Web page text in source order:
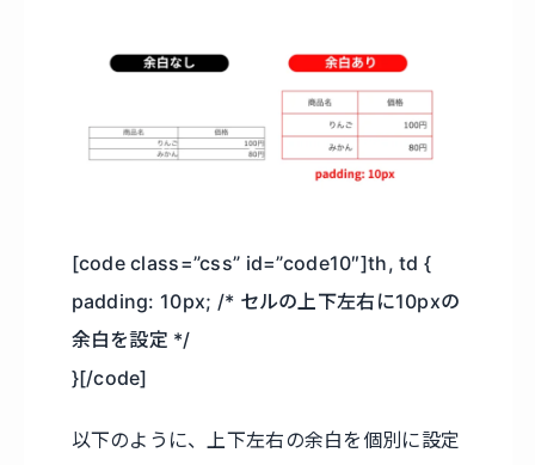
[code class=”css” id=”code10″]th, td {
padding: 10px; /* セルの上下左右に10pxの
余白を設定 */
}[/code]
以下のように、上下左右の余白を個別に設定